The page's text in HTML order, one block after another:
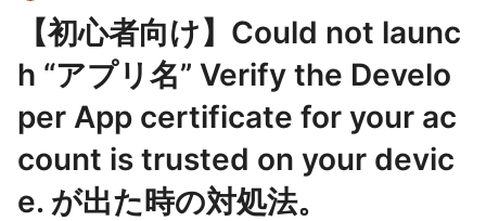
【初心者向け】Could not launc
h “アプリ名” Verify the Develo
per App certificate for your ac
count is trusted on your devic
e. が出た時の対処法。